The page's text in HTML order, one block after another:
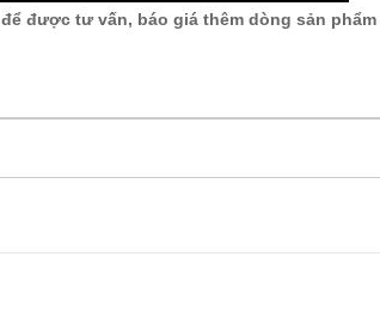
được tư vấn, báo giá thêm dòng sản phẩm